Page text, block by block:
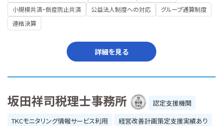
小規模共済・倒産防止共済
公益法人制度への対応
グループ通算制度
連結決算
詳細を見る
坂田祥司税理士事務所
認定支援機関
TKCモニタリング情報サービス利用
経営改善計画策定支援実績あり